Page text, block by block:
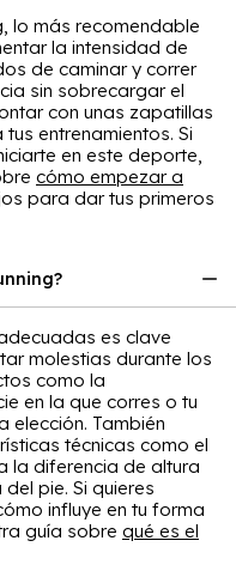
lo más recomendable
la intensidad de
de caminar y correr
sin sobrecargar el
con unas zapatillas
entrenamientos. Si
en este deporte,
cómo empezar a
para dar tus primeros
es clave
molestias durante los
como la
en la que corres o tu
elección. También
técnicas como el
la diferencia de altura
pie. Si quieres
influye en tu forma
guía sobre qué es el